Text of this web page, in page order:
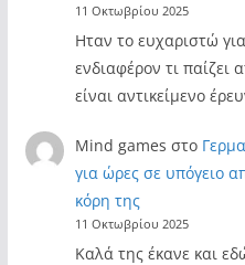
11 Οκτωβρίου 2025
Ηταν το ευχαριστώ
ενδιαφέρον τι παίζει
είναι αντικείμενο
Mind games στο
για ώρες σε υπόγειο
κόρη της
11 Οκτωβρίου 2025
Καλά της έκανε και